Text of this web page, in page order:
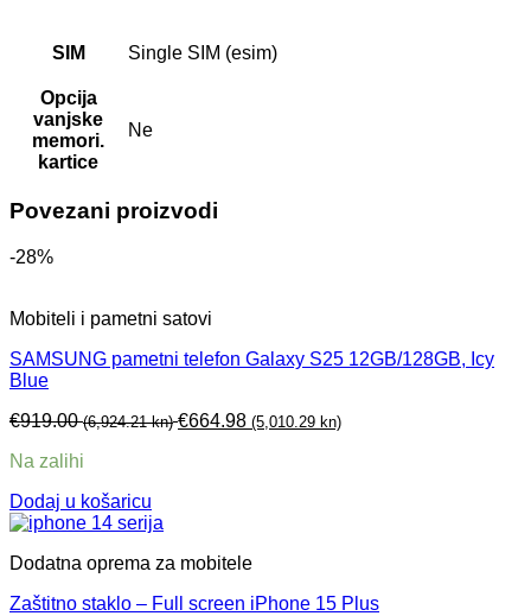
SIM Single SIM (esim)
Opcija
vanjske
memori.
kartice
Ne
Povezani proizvodi
-28%
Mobiteli i pametni satovi
SAMSUNG pametni telefon Galaxy S25 12GB/128GB, Icy
Blue
€919.00 (6,924.21 kn) €664.98 (5,010.29 kn)
Na zalihi
Dodaj u košaricu
Dodatna oprema za mobitele
Zaštitno staklo – Full screen iPhone 15 Plus